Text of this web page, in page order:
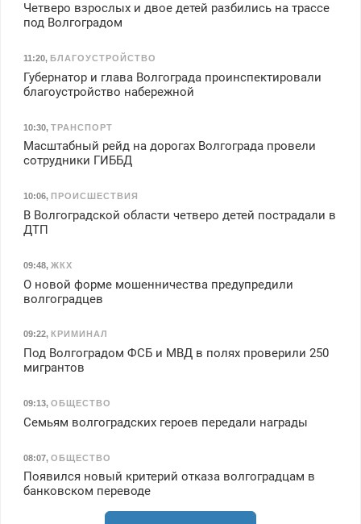
Четверо взрослых и двое детей разбились на трассе
под Волгоградом
11:20, БЛАГОУСТРОЙСТВО
Губернатор и глава Волгограда проинспектировали
благоустройство набережной
10:30, ТРАНСПОРТ
Масштабный рейд на дорогах Волгограда провели
сотрудники ГИББД
10:06, ПРОИСШЕСТВИЯ
В Волгоградской области четверо детей пострадали в
ДТП
09:48, ЖКХ
О новой форме мошенничества предупредили
волгоградцев
09:22, КРИМИНАЛ
Под Волгоградом ФСБ и МВД в полях проверили 250
мигрантов
09:13, ОБЩЕСТВО
Семьям волгоградских героев передали награды
08:07, ОБЩЕСТВО
Появился новый критерий отказа волгоградцам в
банковском переводе